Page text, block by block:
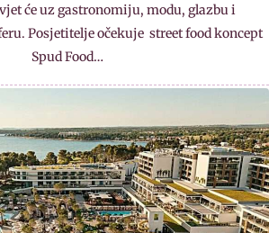
će uz gastronomiju, modu, glazbu i
Posjetitelje očekuje street food koncept
Spud Food…